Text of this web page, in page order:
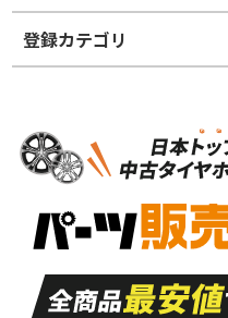
ホイールランク
S
品）
A
走行距離も少なく、
目立つ傷もほとんど
ない中古品
登録カテゴリ
パーツ